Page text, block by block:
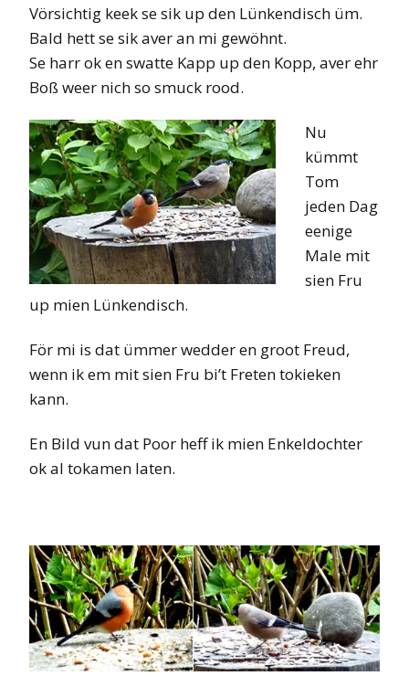
Vörsichtig keek se sik up den Lünkendisch üm.
Bald hett se sik aver an mi gewöhnt.
Se harr ok en swatte Kapp up den Kopp, aver ehr
Boß weer nich so smuck rood.
Nu
kümmt
Tom
jeden Dag
eenige
Male mit
sien Fru
up mien Lünkendisch.
För mi is dat ümmer wedder en groot Freud,
wenn ik em mit sien Fru bi’t Freten tokieken
kann.
En Bild vun dat Poor heff ik mien Enkeldochter
ok al tokamen laten.